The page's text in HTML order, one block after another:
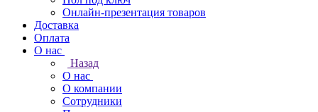
Онлайн-презентация товаров
Доставка
Оплата
О нас
Назад
О нас
О компании
Сотрудники